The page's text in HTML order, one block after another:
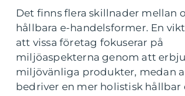
Det finns flera skillnader mellan
hållbara e-handelsformer. En
att vissa företag fokuserar på
miljöaspekterna genom att
miljövänliga produkter, medan
bedriver en mer holistisk hållbar